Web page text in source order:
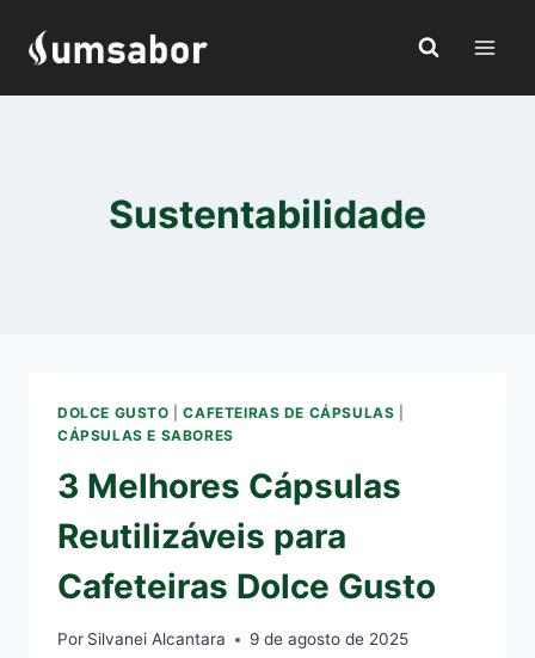
para
Sustentabilidade
DOLCE GUSTO |CAFETEIRAS DE CÁPSULAS
CÁPSULAS E SABORES
3 Melhores Cápsulas
Reutilizáveis para
Cafeteiras Dolce Gusto
Por Silvanei Alcantara 9 de agosto de 2025